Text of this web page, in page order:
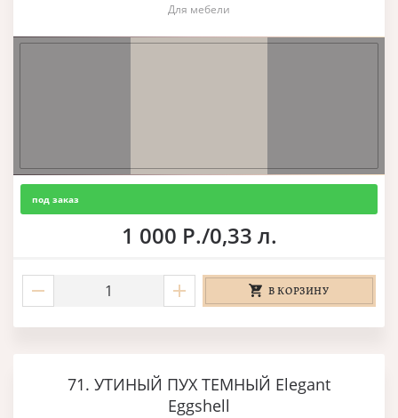
Для мебели
под заказ
1 000 Р./0,33 л.
В КОРЗИНУ
71. УТИНЫЙ ПУХ ТЕМНЫЙ Elegant
Eggshell